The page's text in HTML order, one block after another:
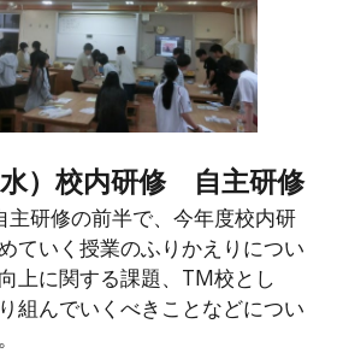
水）校内研修 自主研修
主研修の前半で、今年度校内研
ていく授業のふりかえりについ
上に関する課題、TM校とし
組んでいくべきことなどについ